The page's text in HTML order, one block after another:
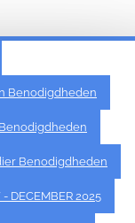
Benodigdheden
Benodigdheden
DECEMBER 2025